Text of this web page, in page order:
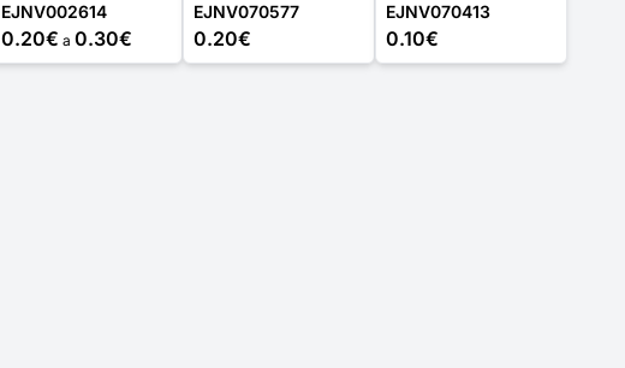
EJNV002614
0.20€ a 0.30€
EJNV070577
0.20€
EJNV070413
0.10€